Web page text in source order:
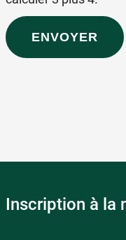
ENVOYER
Inscription à la